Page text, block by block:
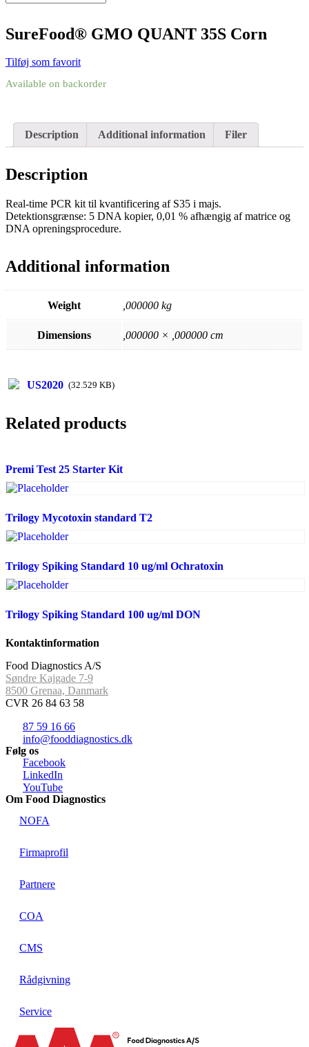
SureFood® GMO QUANT 35S Corn
Tilføj som favorit
Available on backorder
Description Additional information Filer
Description
Real-time PCR kit til kvantificering af S35 i majs.
Detektionsgrænse: 5 DNA kopier, 0,01 % afhængig af matrice og
DNA opreningsprocedure.
Additional information
Weight ,000000 kg
Dimensions ,000000 × ,000000 cm
US2020 (32.529 KB)
Related products
Premi Test 25 Starter Kit
Trilogy Mycotoxin standard T2
Trilogy Spiking Standard 10 ug/ml Ochratoxin
Trilogy Spiking Standard 100 ug/ml DON
Kontaktinformation
Food Diagnostics A/S
Søndre Kajgade 7-9
8500 Grenaa, Danmark
CVR 26 84 63 58
87 59 16 66
info@fooddiagnostics.dk
Følg os
Facebook
LinkedIn
YouTube
Om Food Diagnostics
NOFA
Firmaprofil
Partnere
COA
CMS
Rådgivning
Service